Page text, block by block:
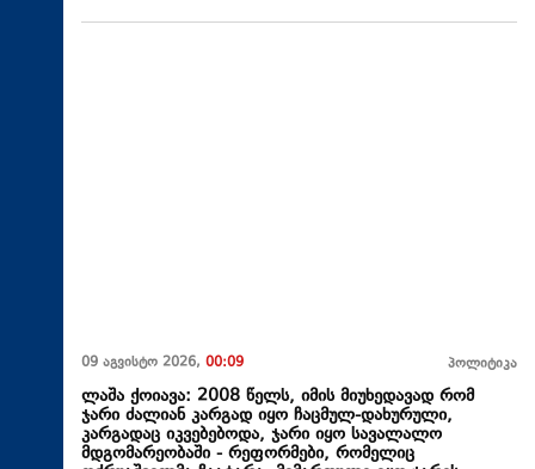
09 აგვისტო 2026, 00:09 პოლიტიკა
ლაშა ქოიავა: 2008 წელს, იმის მიუხედავად რომ
ჯარი ძალიან კარგად იყო ჩაცმულ-დახურული,
კარგადაც იკვებებოდა, ჯარი იყო სავალალო
მდგომარეობაში - რეფორმები, რომელიც